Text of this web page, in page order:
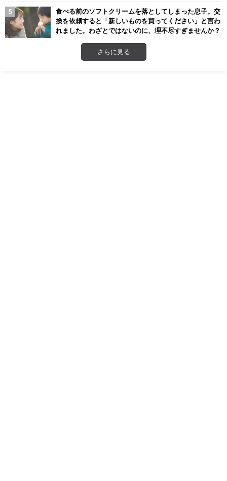
食べる前のソフトクリームを落としてしまった息子。交
換を依頼すると「新しいものを買ってください」と言わ
れました。わざとではないのに、理不尽すぎませんか？
さらに見る